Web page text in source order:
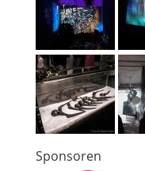
Sponsoren